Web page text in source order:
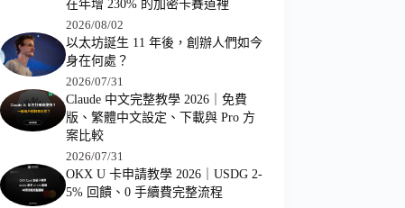
在年增 230% 的加密卡賽道裡
2026/08/02
以太坊誕生 11 年後，創辦人們如今
身在何處？
2026/07/31
Claude 中文完整教學 2026｜免費
版、繁體中文設定、下載與 Pro 方
案比較
2026/07/31
OKX U 卡申請教學 2026｜USDG 2-
5% 回饋、0 手續費完整流程